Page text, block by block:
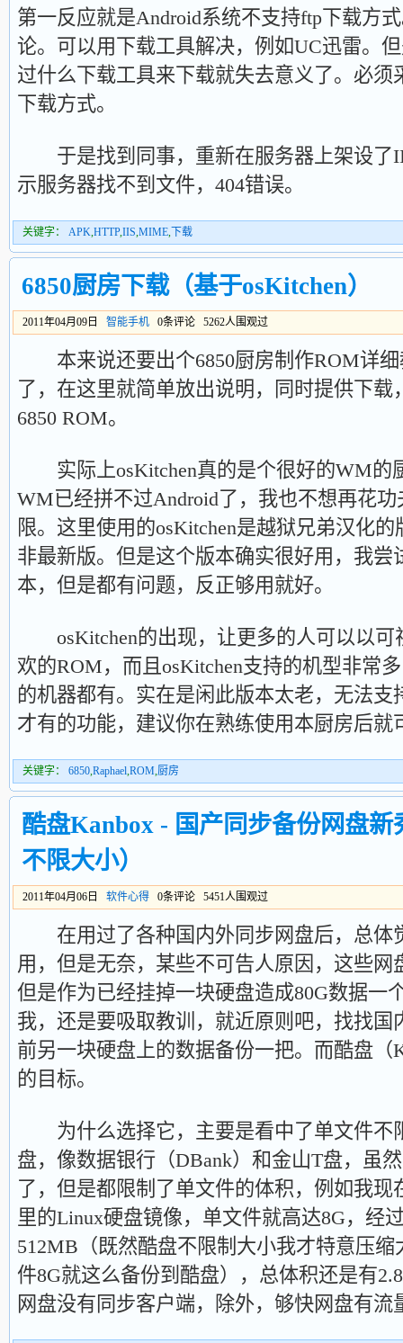
第一反应就是Android系统不支持ftp下载方
论。可以用下载工具解决，例如UC迅雷。
过什么下载工具来下载就失去意义了。必须
下载方式。
于是找到同事，重新在服务器上架设了
示服务器找不到文件，404错误。
关键字： APK,HTTP,IIS,MIME, 下载
6850厨房下载（基于osKitchen）
2011年04月09日 智能手机 0条评论 5262人围观过
本来说还要出个6850厨房制作ROM详细
了，在这里就简单放出说明，同时提供下载
6850 ROM。
实际上osKitchen真的是个很好的WM的
WM已经拼不过Android了，我也不想再花
限。这里使用的osKitchen是越狱兄弟汉化
非最新版。但是这个版本确实很好用，我尝
本，但是都有问题，反正够用就好。
osKitchen的出现，让更多的人可以以可
欢的ROM，而且osKitchen支持的机型非常
的机器都有。实在是闲此版本太老，无法支
才有的功能，建议你在熟练使用本厨房后就
关键字： 6850,Raphael,ROM,厨房
酷盘Kanbox - 国产同步备份网盘新
不限大小）
2011年04月06日 软件心得 0条评论 5451人围观过
在用过了各种国内外同步网盘后，总体
用，但是无奈，某些不可告人原因，这些网
但是作为已经挂掉一块硬盘造成80G数据一
我，还是要吸取教训，就近原则吧，找找国
前另一块硬盘上的数据备份一把。而酷盘（
的目标。
为什么选择它，主要是看中了单文件不
盘，像数据银行（DBank）和金山T盘，虽
了，但是都限制了单文件的体积，例如我现
里的Linux硬盘镜像，单文件就高达8G，经
512MB（既然酷盘不限制大小我才特意压
件8G就这么备份到酷盘），总体积还是有
网盘没有同步客户端，除外，够快网盘有流